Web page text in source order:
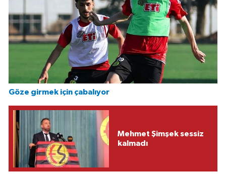
Göze girmek için çabalıyor
Mehmet Şimşek sessiz
kalmadı